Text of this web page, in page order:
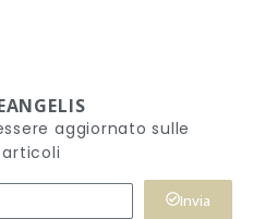
aggiornato sulle
Invia